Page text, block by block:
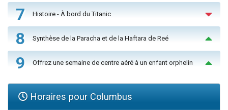
7 Histoire - À bord du Titanic
8 Synthèse de la Paracha et de la Haftara de Reé
9 Offrez une semaine de centre aéré à un enfant orphelin
Horaires pour Columbus